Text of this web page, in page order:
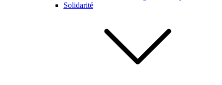
Solidarité